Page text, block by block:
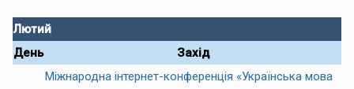
Лютий
День
Захід
Міжнародна інтернет-конференція «Українська мова